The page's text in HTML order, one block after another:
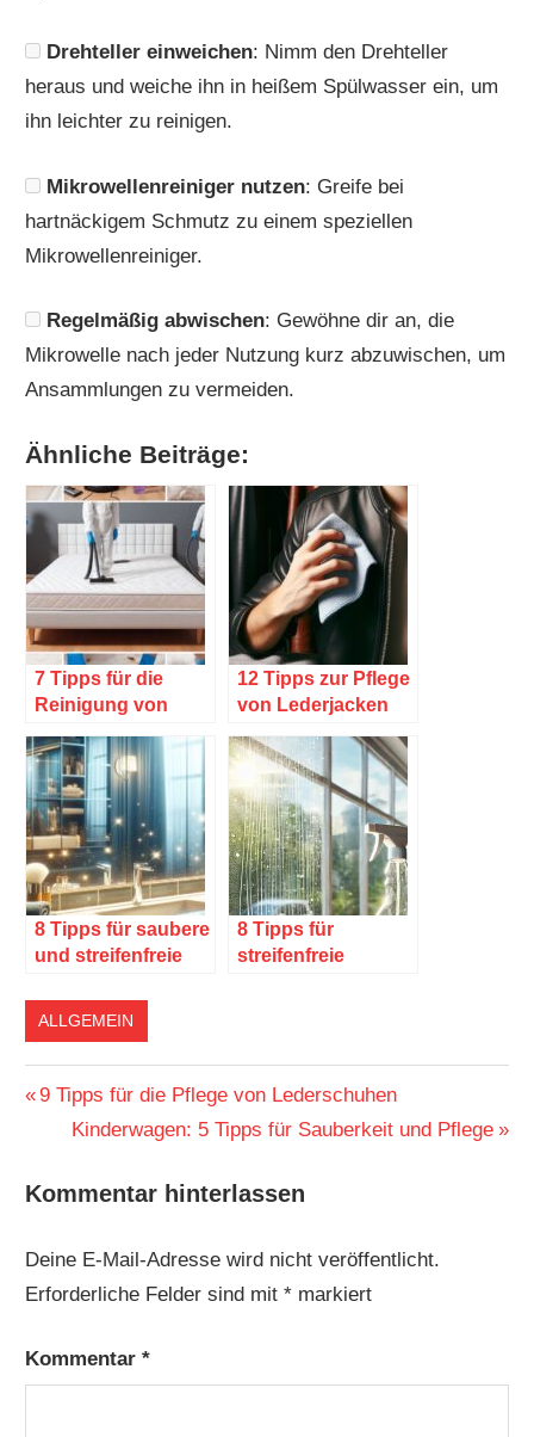
Drehteller einweichen: Nimm den Drehteller
heraus und weiche ihn in heißem Spülwasser ein, um
ihn leichter zu reinigen.
Mikrowellenreiniger nutzen: Greife bei
hartnäckigem Schmutz zu einem speziellen
Mikrowellenreiniger.
Regelmäßig abwischen: Gewöhne dir an, die
Mikrowelle nach jeder Nutzung kurz abzuwischen, um
Ansammlungen zu vermeiden.
Ähnliche Beiträge:
7 Tipps für die
Reinigung von
12 Tipps zur Pflege
von Lederjacken
8 Tipps für saubere
und streifenfreie
8 Tipps für
streifenfreie
ALLGEMEIN
Beitragsnavigation
Vorheriger
Beitrag:
9 Tipps für die Pflege von Lederschuhen
Nächster
Kinderwagen: 5 Tipps für Sauberkeit und Pflege
Kommentar hinterlassen
Deine E-Mail-Adresse wird nicht veröffentlicht.
Erforderliche Felder sind mit* markiert
Kommentar*